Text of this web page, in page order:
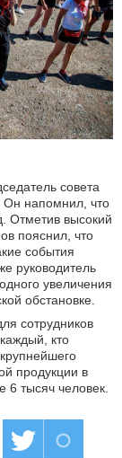
совета
Он напомнил, что
Отметив высокий
пояснил, что
события
руководитель
увеличения
обстановке.
сотрудников
кто
продукции в
тысяч человек.